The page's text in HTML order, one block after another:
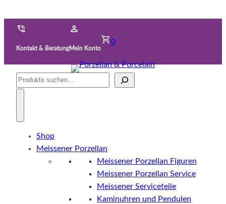
Kontakt & BeratungMein Konto
0
Suche
Shop
Meissener Porzellan
Meissener Porzellan Figuren
Meissener Porzellan Service
Meissener Serviceteile
Kaminuhren und Pendulen